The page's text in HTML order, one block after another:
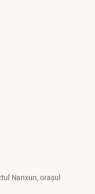
Nanxun, orașul